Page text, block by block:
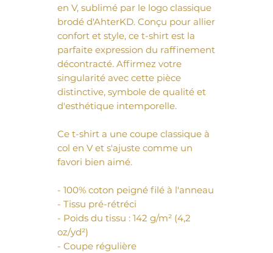
en V, sublimé par le logo classique
brodé d'AhterKD. Conçu pour allier
confort et style, ce t-shirt est la
parfaite expression du raffinement
décontracté. Affirmez votre
singularité avec cette pièce
distinctive, symbole de qualité et
d'esthétique intemporelle.
Ce t-shirt a une coupe classique à
col en V et s'ajuste comme un
favori bien aimé.
- 100% coton peigné filé à l'anneau
- Tissu pré-rétréci
- Poids du tissu : 142 g/m² (4,2
oz/yd²)
- Coupe régulière